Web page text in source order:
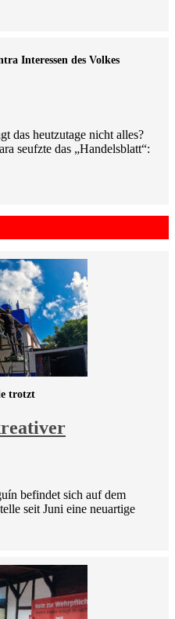
Inte­ressen des Volkes
das heutzutage nicht alles?
seufzte das „Handelsblatt“:
trotzt
befindet sich auf dem
seit Juni eine neuartige